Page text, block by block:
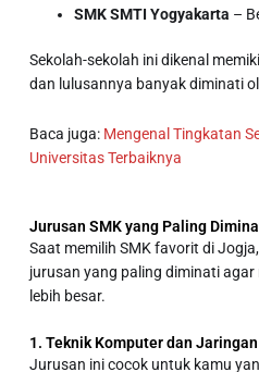
SMK SMTI Yogyakarta –
Sekolah-sekolah ini dikenal memi
dan lulusannya banyak diminati
Baca juga: Mengenal Tingkatan
Universitas Terbaiknya
Jurusan SMK yang Paling
Saat memilihSMK favorit di Jogja
jurusan yang paling diminati agar
lebih besar.
1. Teknik Komputer dan
Jurusan ini cocok untuk kamu